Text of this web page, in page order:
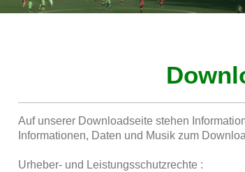
Auf unserer Downloadseite stehen
Informationen, Daten und Musik zum
Urheber- und Leistungsschutzrechte :